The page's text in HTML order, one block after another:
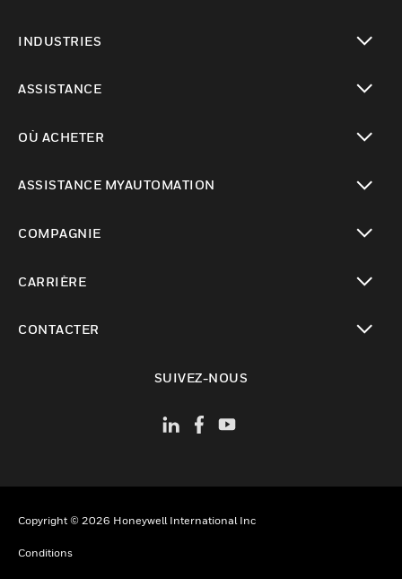
INDUSTRIES
ASSISTANCE
OÙ ACHETER
ASSISTANCE MYAUTOMATION
COMPAGNIE
CARRIÈRE
CONTACTER
SUIVEZ-NOUS
Copyright © 2026 Honeywell International Inc
Conditions